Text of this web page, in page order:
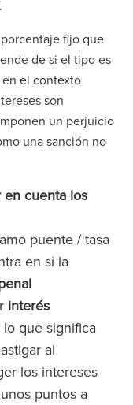
fijo que
de si el tipo es
en el contexto
son
un perjuicio
una sanción no
cuenta los
puente / tasa
en si la
interés
que significa
al
los intereses
puntos a